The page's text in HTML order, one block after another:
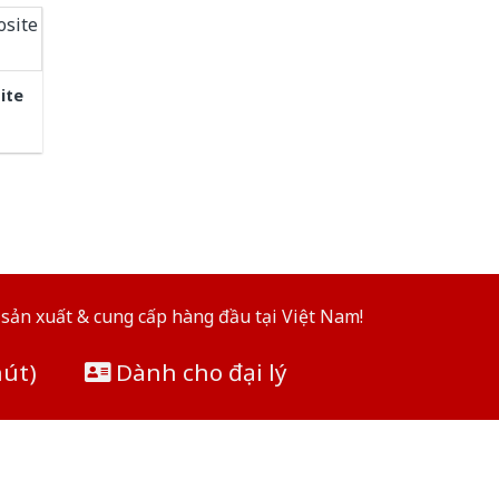
xuất & cung cấp hàng đầu tại Việt Nam!
Dành cho đại lý